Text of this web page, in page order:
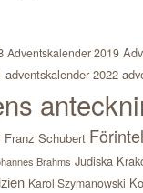
Adventskalender 2019
adventskalender 2022
Franz Schubert
Brahms Judiska
Karol Szymanowski